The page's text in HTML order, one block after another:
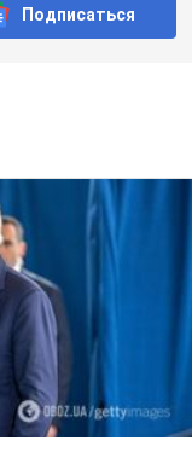
Подписаться